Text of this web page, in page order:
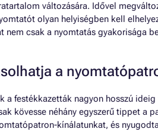
változására. Idővel
olyan helyiségben kell
nem csak a nyomtatás gyakorisága
a
a festékkazetták nagyon hosszú
kövesse néhány egyszerű tippet a
kínálatunkat, és